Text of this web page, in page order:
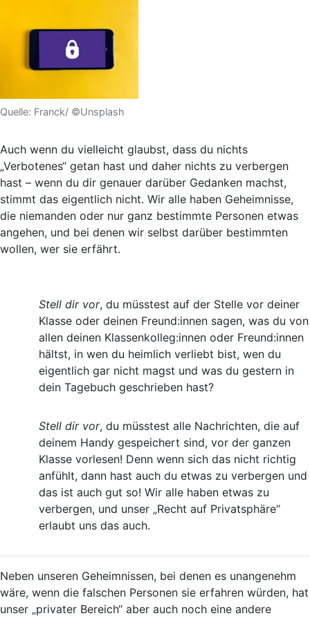
Quelle: Franck/ ©Unsplash
Auch wenn du vielleicht glaubst, dass du nichts
„Verbotenes“ getan hast und daher nichts zu verbergen
hast – wenn du dir genauer darüber Gedanken machst,
stimmt das eigentlich nicht. Wir alle haben Geheimnisse,
die niemanden oder nur ganz bestimmte Personen etwas
angehen, und bei denen wir selbst darüber bestimmten
wollen, wer sie erfährt.
Stell dir vor, du müsstest auf der Stelle vor deiner
Klasse oder deinen Freund:innen sagen, was du von
allen deinen Klassenkolleg:innen oder Freund:innen
hältst, in wen du heimlich verliebt bist, wen du
eigentlich gar nicht magst und was du gestern in
dein Tagebuch geschrieben hast?
Stell dir vor, du müsstest alle Nachrichten, die auf
deinem Handy gespeichert sind, vor der ganzen
Klasse vorlesen! Denn wenn sich das nicht richtig
anfühlt, dann hast auch du etwas zu verbergen und
das ist auch gut so! Wir alle haben etwas zu
verbergen, und unser „Recht auf Privatsphäre“
erlaubt uns das auch.
Neben unseren Geheimnissen, bei denen es unangenehm
wäre, wenn die falschen Personen sie erfahren würden, hat
unser „privater Bereich“ aber auch noch eine andere